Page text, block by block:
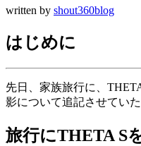
written by shout360blog
はじめに
先日、家族旅行に、
影について追記させてい
旅行にTHETA S